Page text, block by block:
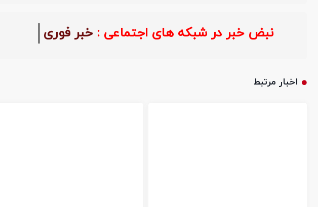
نبض خبر در شبکه های اجتماعی : خبر فوری
اخبار مرتبط